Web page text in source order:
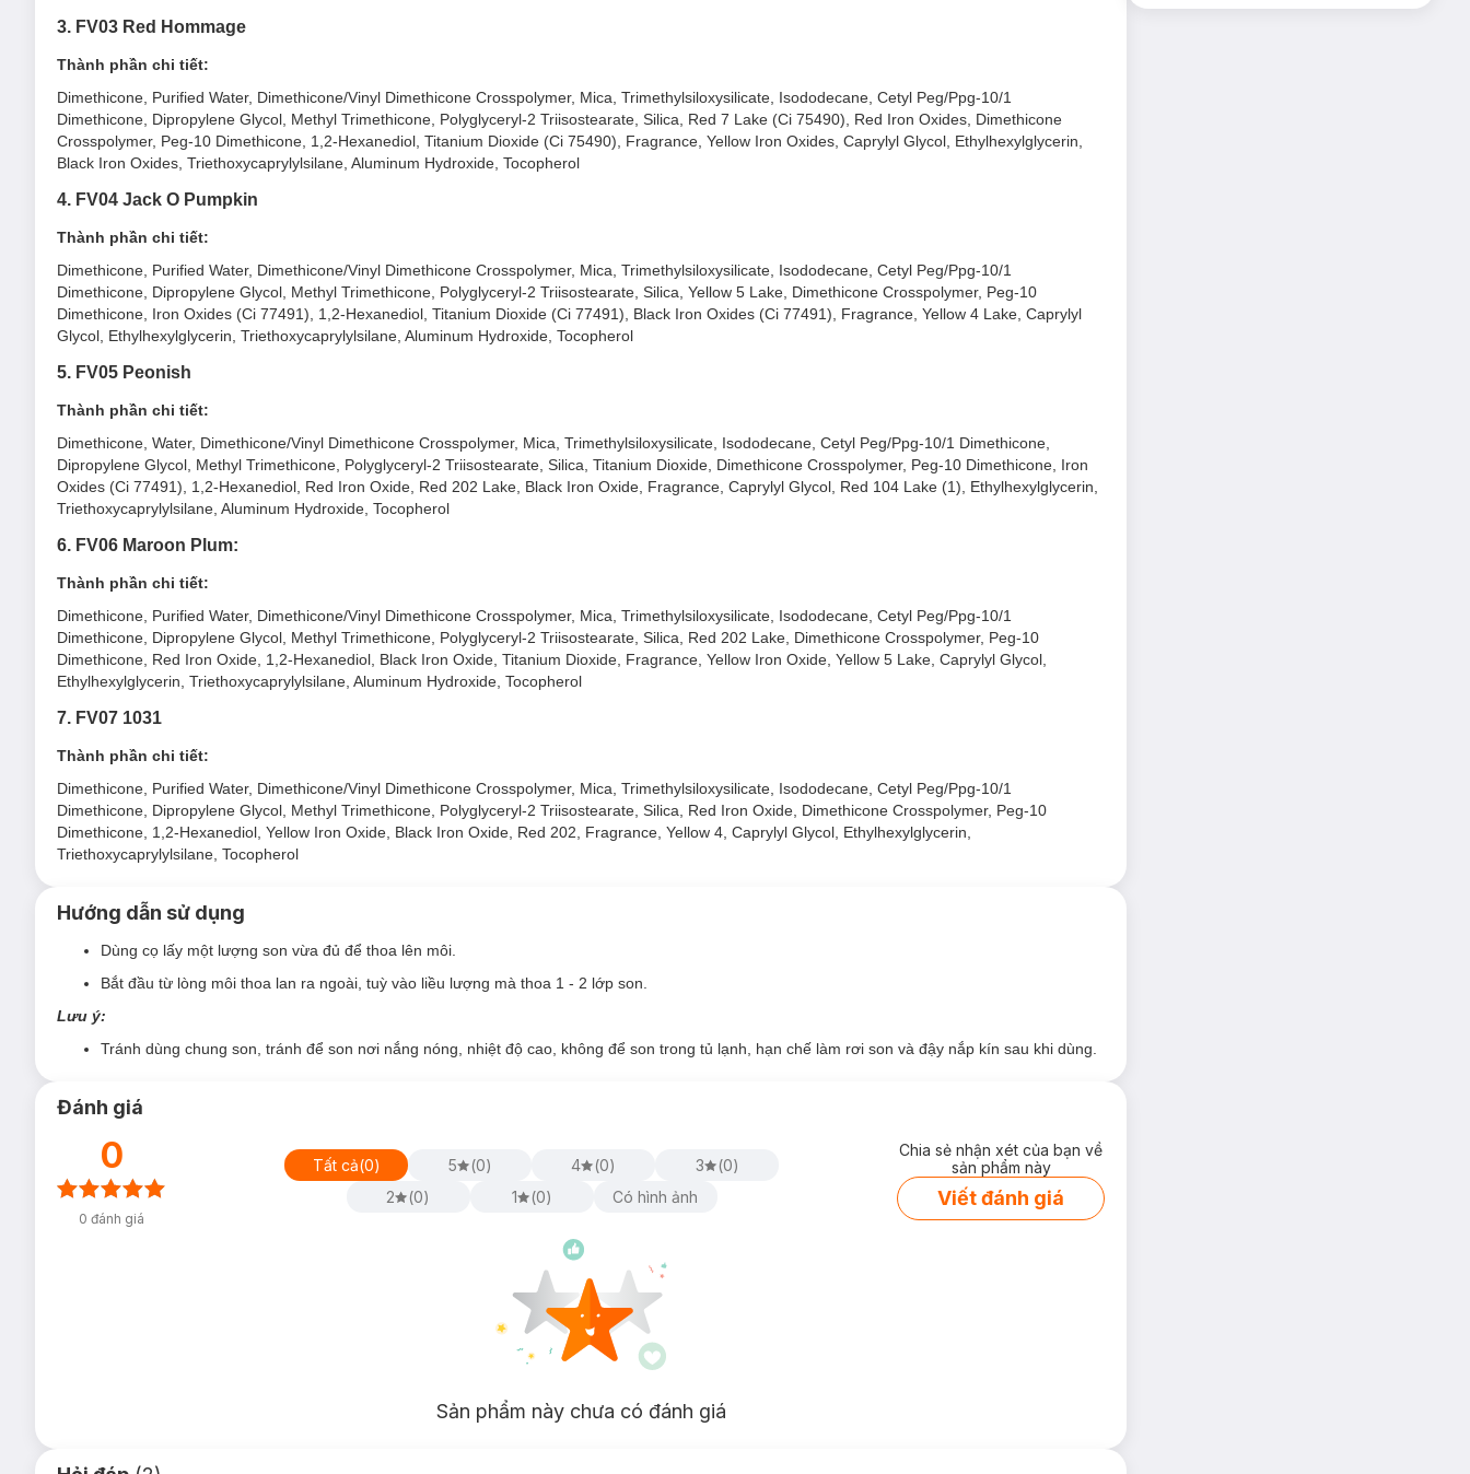
Hiện sản phẩmSon Kem Black Rouge Icy To Fog Velvet 3.5g
FV01 Pink Rest:Màu hồng đào tạo cảm giác thư giãn, nhẹ nhàng
FV02 Fig Rose:Màu hồng ánh cam ngọt ngào
FV03 Red Hommage:Màu đỏ hồng lấy cảm hứng từ màu son đỏ trong "truyền thuyết"
FV05 Peonish:
Màu hồng khô như đoá mẫu đơn trong sương
FV06 Maroon Plum:Màu đỏ mận ánh hồng tinh tế
FV07 1031:Màu đỏ đất dành cho đêm Halloween
3. FV03 Red Hommage
Thành phần chi tiết:
Dimethicone, Purified Water, Dimethicone/Vinyl Dimethicone Crosspolymer, Mica, Trimethylsiloxysilicate, Isododecane, Cetyl Peg/Ppg-10/1
Dimethicone, Dipropylene Glycol, Methyl Trimethicone, Polyglyceryl-2 Triisostearate, Silica, Red 7 Lake (Ci 75490), Red Iron Oxides, Dimethicone
Crosspolymer, Peg-10 Dimethicone, 1,2-Hexanediol, Titanium Dioxide (Ci 75490), Fragrance, Yellow Iron Oxides, Caprylyl Glycol, Ethylhexylglycerin,
Black Iron Oxides, Triethoxycaprylylsilane, Aluminum Hydroxide, Tocopherol
4. FV04 Jack O Pumpkin
Thành phần chi tiết:
Dimethicone, Purified Water, Dimethicone/Vinyl Dimethicone Crosspolymer, Mica, Trimethylsiloxysilicate, Isododecane, Cetyl Peg/Ppg-10/1
Dimethicone, Dipropylene Glycol, Methyl Trimethicone, Polyglyceryl-2 Triisostearate, Silica, Yellow 5 Lake, Dimethicone Crosspolymer, Peg-10
Dimethicone, Iron Oxides (Ci 77491), 1,2-Hexanediol, Titanium Dioxide (Ci 77491), Black Iron Oxides (Ci 77491), Fragrance, Yellow 4 Lake, Caprylyl
Glycol, Ethylhexylglycerin, Triethoxycaprylylsilane, Aluminum Hydroxide, Tocopherol
5. FV05 Peonish
Thành phần chi tiết:
Dimethicone, Water, Dimethicone/Vinyl Dimethicone Crosspolymer, Mica, Trimethylsiloxysilicate, Isododecane, Cetyl Peg/Ppg-10/1 Dimethicone,
Dipropylene Glycol, Methyl Trimethicone, Polyglyceryl-2 Triisostearate, Silica, Titanium Dioxide, Dimethicone Crosspolymer, Peg-10 Dimethicone, Iron
Oxides (Ci 77491), 1,2-Hexanediol, Red Iron Oxide, Red 202 Lake, Black Iron Oxide, Fragrance, Caprylyl Glycol, Red 104 Lake (1), Ethylhexylglycerin,
Triethoxycaprylylsilane, Aluminum Hydroxide, Tocopherol
6. FV06 Maroon Plum:
Thành phần chi tiết:
Dimethicone, Purified Water, Dimethicone/Vinyl Dimethicone Crosspolymer, Mica, Trimethylsiloxysilicate, Isododecane, Cetyl Peg/Ppg-10/1
Dimethicone, Dipropylene Glycol, Methyl Trimethicone, Polyglyceryl-2 Triisostearate, Silica, Red 202 Lake, Dimethicone Crosspolymer, Peg-10
Dimethicone, Red Iron Oxide, 1,2-Hexanediol, Black Iron Oxide, Titanium Dioxide, Fragrance, Yellow Iron Oxide, Yellow 5 Lake, Caprylyl Glycol,
Ethylhexylglycerin, Triethoxycaprylylsilane, Aluminum Hydroxide, Tocopherol
7. FV07 1031
Thành phần chi tiết:
Dimethicone, Purified Water, Dimethicone/Vinyl Dimethicone Crosspolymer, Mica, Trimethylsiloxysilicate, Isododecane, Cetyl Peg/Ppg-10/1
Dimethicone, Dipropylene Glycol, Methyl Trimethicone, Polyglyceryl-2 Triisostearate, Silica, Red Iron Oxide, Dimethicone Crosspolymer, Peg-10
Dimethicone, 1,2-Hexanediol, Yellow Iron Oxide, Black Iron Oxide, Red 202, Fragrance, Yellow 4, Caprylyl Glycol, Ethylhexylglycerin,
Triethoxycaprylylsilane, Tocopherol
Hướng dẫn sử dụng
Dùng cọ lấy một lượng son vừa đủ để thoa lên môi.
Bắt đầu từ lòng môi thoa lan ra ngoài, tuỳ vào liều lượng mà thoa 1 - 2 lớp son.
Lưu ý:
Tránh dùng chung son, tránh để son nơi nắng nóng, nhiệt độ cao, không để son trong tủ lạnh, hạn chế làm rơi son và đậy nắp kín sau khi dùng.
Đánh giá
0
0 đánh giá
Tất cả(0) 5 (0) 4 (0) 3 (0)
2
(0) 1 (0) Có hình ảnh
Chia sẻ nhận xét của bạn về
sản phẩm này
Viết đánh giá
Sản phẩm này chưa có đánh giá